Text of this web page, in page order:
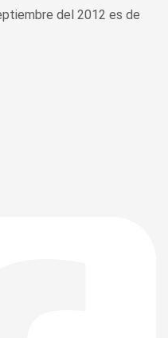
del 2012 es de